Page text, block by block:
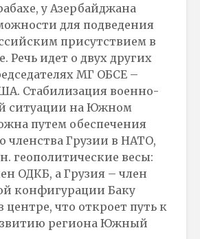
у Азербайджана
для подведения
присутствием в
Речь идет о двух других
МГ ОБСЕ –
Стабилизация военно-
ситуации на Южном
путем обеспечения
членства Грузии в НАТО,
геополитические весы:
ОДКБ, а Грузия – член
конфигурации Баку
центре, что откроет путь к
региона Южный